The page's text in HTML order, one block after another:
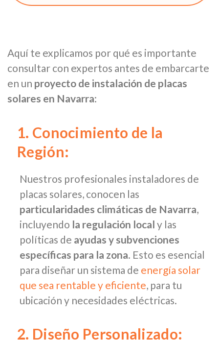
Aquí te explicamos por qué es importante
consultar con expertos antes de embarcarte
en un proyecto de instalación de placas
solares en Navarra:
1. Conocimiento de la
Región:
Nuestros profesionales instaladores de
placas solares, conocen las
particularidades climáticas de Navarra,
incluyendo la regulación local y las
políticas de ayudas y subvenciones
específicas para la zona. Esto es esencial
para diseñar un sistema de energía solar
que sea rentable y eficiente, para tu
ubicación y necesidades eléctricas.
2. Diseño Personalizado: